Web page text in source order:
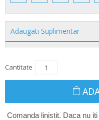
Adaugati Suplimentar
Cantitate
Comanda linistit. Daca nu